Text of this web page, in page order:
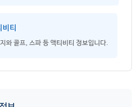
티
와 골프, 스파 등 액티비티 정보입니다.